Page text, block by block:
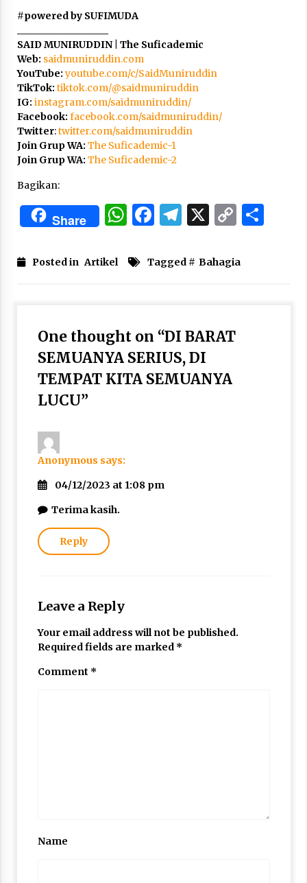
#powered by SUFIMUDA
SAID MUNIRUDDIN | The Suficademic
Web: saidmuniruddin.com
YouTube:youtube.com/c/SaidMuniruddin
TikTok: tiktok.com/@saidmuniruddin
IG: instagram.com/saidmuniruddin/
Facebook: facebook.com/saidmuniruddin/
Twitter:twitter.com/saidmuniruddin
Join Grup WA: The Suficademic-1
Join Grup WA: The Suficademic-2
Bagikan:
Share WhatsApp
Facebook
Telegram
X Copy
Posted in Artikel Tagged # Bahagia
One thought on “DI BARAT
SEMUANYA SERIUS, DI
TEMPAT KITA SEMUANYA
LUCU”
Anonymous says:
04/12/2023 at 1:08 pm
Terima kasih.
Reply
Leave a Reply
Your email address will not be published.
Required fields are marked *
Comment *
Name